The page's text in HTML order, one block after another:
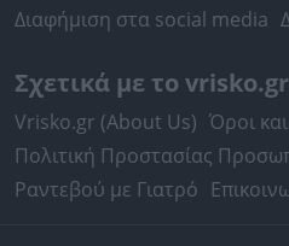
Διαφήμιση στα social media
Σχετικά με το vrisko.gr
Vrisko.gr (About Us) Όροι
Πολιτική Προστασίας
Ραντεβού με Γιατρό